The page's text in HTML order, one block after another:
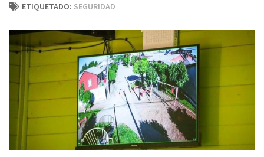
ETIQUETADO: SEGURIDAD